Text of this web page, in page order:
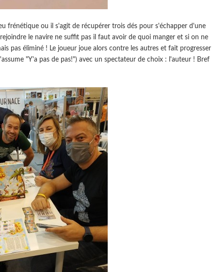
frénétique ou il s'agit de récupérer trois dés pour s'échapper d'une
le navire ne suffit pas il faut avoir de quoi manger et si on ne
pas éliminé ! Le joueur joue alors contre les autres et fait progresser
"Y'a pas de pas!") avec un spectateur de choix : l'auteur ! Bref